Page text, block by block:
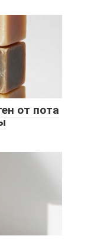
от пота